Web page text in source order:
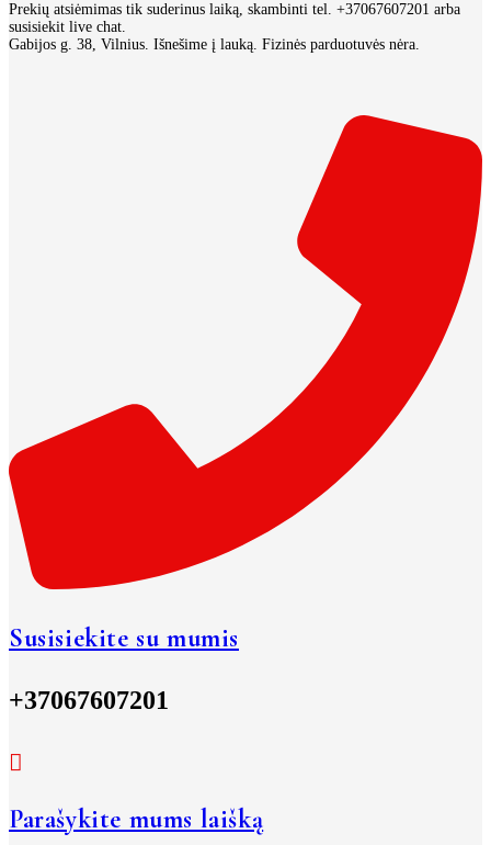
Prekių atsiėmimas tik suderinus laiką, skambinti tel. +37067607201 arba
susisiekit live chat.
Gabijos g. 38, Vilnius. Išnešime į lauką. Fizinės parduotuvės nėra.
Susisiekite su mumis
+37067607201
Parašykite mums laišką